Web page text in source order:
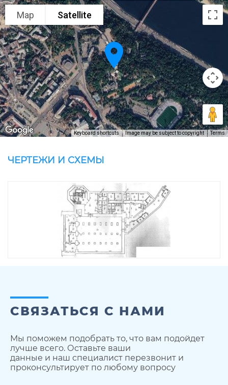
Map Satellite
Keyboard shortcuts Image may be subject to copyright Terms
ЧЕРТЕЖИ И СХЕМЫ
СВЯЗАТЬСЯ С НАМИ
Мы поможем подобрать то, что вам подойдет
лучше всего. Оставьте ваши
данные и наш специалист перезвонит и
проконсультирует по любому вопросу